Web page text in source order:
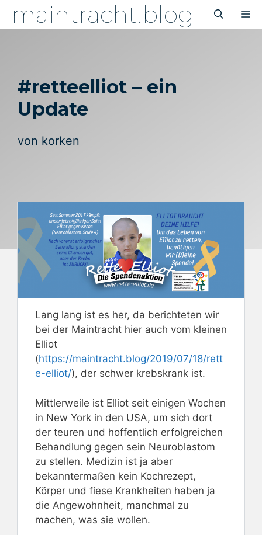
Inhaltmaintracht.blog
#retteelliot – ein
Update
von korken
Lang lang ist es her, da berichteten wir
bei der Maintracht hier auch vom kleinen
Elliot
(https://maintracht.blog/2019/07/18/rett
e-elliot/), der schwer krebskrank ist.
Mittlerweile ist Elliot seit einigen Wochen
in New York in den USA, um sich dort
der teuren und hoffentlich erfolgreichen
Behandlung gegen sein Neuroblastom
zu stellen. Medizin ist ja aber
bekanntermaßen kein Kochrezept,
Körper und fiese Krankheiten haben ja
die Angewohnheit, manchmal zu
machen, was sie wollen.